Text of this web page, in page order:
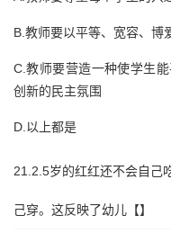
B.教师要以平等、宽容、博
C.教师要营造一种使学生
创新的民主氛围
D.以上都是
21.2.5岁的红红还不会自己
己穿。这反映了幼儿【】